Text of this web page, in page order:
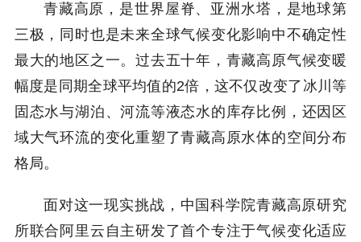
青藏高原，是世界屋脊、亚洲水塔，是地球第
三极，同时也是未来全球气候变化影响中不确定性
最大的地区之一。过去五十年，青藏高原气候变暖
幅度是同期全球平均值的2倍，这不仅改变了冰川等
固态水与湖泊、河流等液态水的库存比例，还因区
域大气环流的变化重塑了青藏高原水体的空间分布
格局。
面对这一现实挑战，中国科学院青藏高原研究
所联合阿里云自主研发了首个专注于气候变化适应